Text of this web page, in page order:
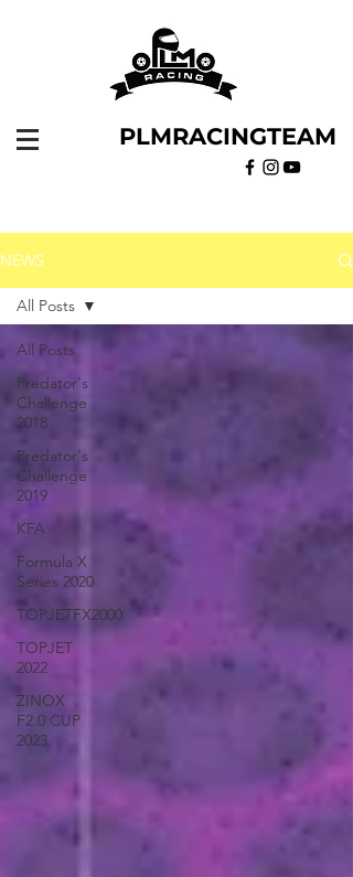
PLMRACINGTEAM
NEWS
All Posts
Predator's
Challenge
2018
Predator's
Challenge
2019
KFA
Formula X
Series 2020
TOPJETFX2000
TOPJET
2022
ZINOX
F2.0 CUP
2023
All Posts